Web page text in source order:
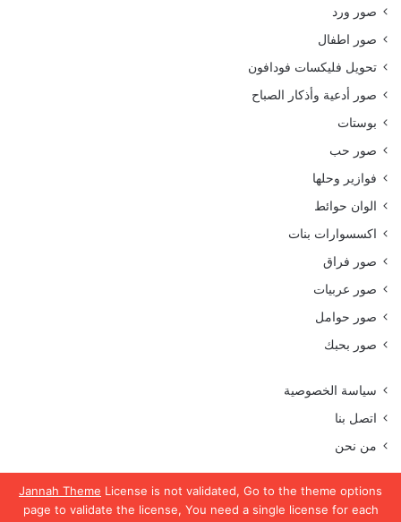
Jannah Theme License is not validated, Go to the theme options
page to validate the license, You need a single license for each
صور ورد
صور اطفال
تحويل فليكسات فودافون
صور أدعية وأذكار الصباح
بوستات
صور حب
فوازير وحلها
الوان حوائط
اكسسوارات بنات
صور فراق
صور عربيات
صور حوامل
صور بحبك
سياسة الخصوصية
اتصل بنا
من نحن
جميع الحقوق محفوظة موقع رمسة عرب 2023